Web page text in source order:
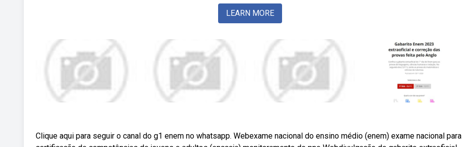
LEARN MORE
Clique aqui para seguir o canal do g1 enem no whatsapp. Webexame nacional do ensino médio (enem) exame nacional para